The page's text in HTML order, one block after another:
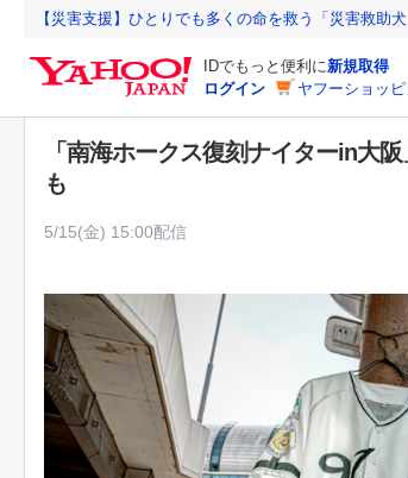
【災害支援】ひとりでも多くの命を救う「災害救助
IDでもっと便利に新規取得
ログイン
ヤフーショッ
「南海ホークス復刻ナイターin大
も
5/15(金) 15:00配信